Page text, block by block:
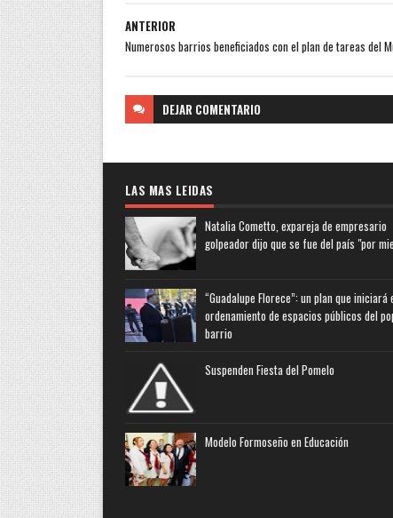
ANTERIOR
Numerosos barrios beneficiados con el plan de tareas del
DEJAR COMENTARIO
LAS MAS LEIDAS
Natalia Cometto, expareja de empresario
golpeador dijo que se fue del país "por
“Guadalupe Florece”: un plan que iniciará
ordenamiento de espacios públicos del
barrio
Suspenden Fiesta del Pomelo
Modelo Formoseño en Educación